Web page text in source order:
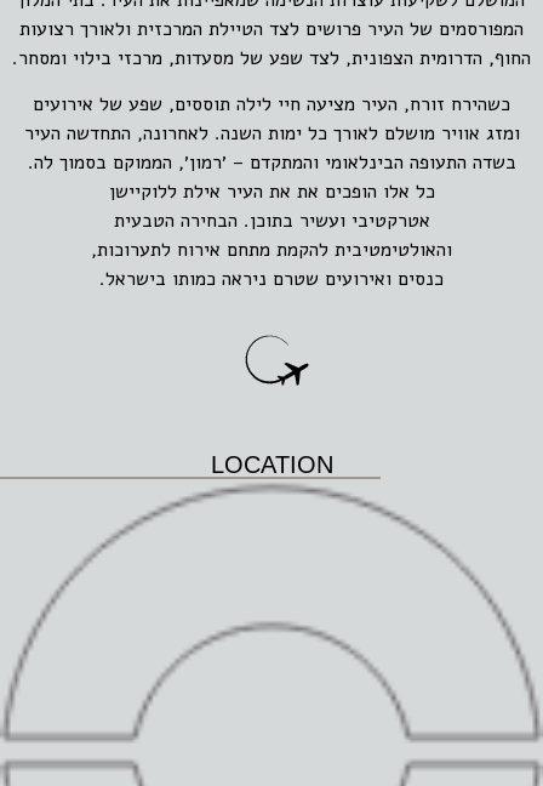
המפורסמים של העיר פרושים לצד הטיילת המרכזית ולאורך רצועות
החוף, הדרומית הצפונית, לצד שפע של מסעדות, מרכזי בילוי ומסחר.
כשהירח זורח, העיר מציעה חיי לילה תוססים, שפע של אירועים
ומזג אוויר מושלם לאורך כל ימות השנה. לאחרונה, התחדשה העיר
בשדה התעופה הבינלאומי והמתקדם – ׳רמון׳, הממוקם בסמוך לה.
כל אלו הופכים את את העיר אילת ללוקיישן
אטרקטיבי ועשיר בתוכן. הבחירה הטבעית
והאולטימטיבית להקמת מתחם אירוח לתערוכות,
כנסים ואירועים שטרם ניראה כמותו בישראל.
LOCATION